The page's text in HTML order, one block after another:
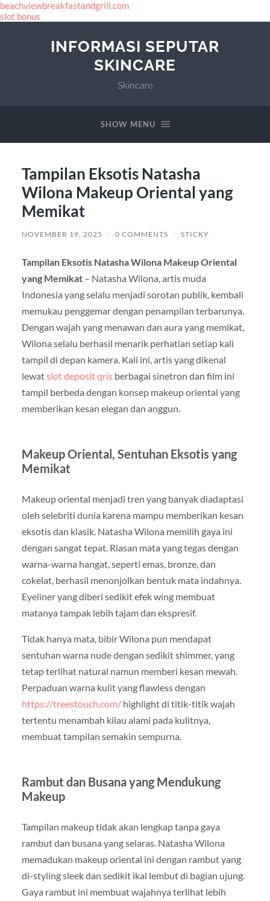
beachviewbreakfastandgrill.com
slot bonus
INFORMASI SEPUTAR
SKINCARE
Skincare
SHOW MENU
Tampilan Eksotis Natasha
Wilona Makeup Oriental yang
Memikat
NOVEMBER 19, 2025 / 0 COMMENTS / STICKY
Tampilan Eksotis Natasha Wilona Makeup Oriental
yang Memikat– Natasha Wilona, artis muda
Indonesia yang selalu menjadi sorotan publik, kembali
memukau penggemar dengan penampilan terbarunya.
Dengan wajah yang menawan dan aura yang memikat,
Wilona selalu berhasil menarik perhatian setiap kali
tampil di depan kamera. Kali ini, artis yang dikenal
lewatslot deposit qrisberbagai sinetron dan film ini
tampil berbeda dengan konsep makeup oriental yang
memberikan kesan elegan dan anggun.
Makeup Oriental, Sentuhan Eksotis yang
Memikat
Makeup oriental menjadi tren yang banyak diadaptasi
oleh selebriti dunia karena mampu memberikan kesan
eksotis dan klasik. Natasha Wilona memilih gaya ini
dengan sangat tepat. Riasan mata yang tegas dengan
warna-warna hangat, seperti emas, bronze, dan
cokelat, berhasil menonjolkan bentuk mata indahnya.
Eyeliner yang diberi sedikit efek wing membuat
matanya tampak lebih tajam dan ekspresif.
Tidak hanya mata, bibir Wilona pun mendapat
sentuhan warna nude dengan sedikit shimmer, yang
tetap terlihat natural namun memberi kesan mewah.
Perpaduan warna kulit yang flawless dengan
https://treestouch.com/highlight di titik-titik wajah
tertentu menambah kilau alami pada kulitnya,
membuat tampilan semakin sempurna.
Rambut dan Busana yang Mendukung
Makeup
Tampilan makeup tidak akan lengkap tanpa gaya
rambut dan busana yang selaras. Natasha Wilona
memadukan makeup oriental ini dengan rambut yang
di-styling sleek dan sedikit ikal lembut di bagian ujung.
Gaya rambut ini membuat wajahnya terlihat lebih